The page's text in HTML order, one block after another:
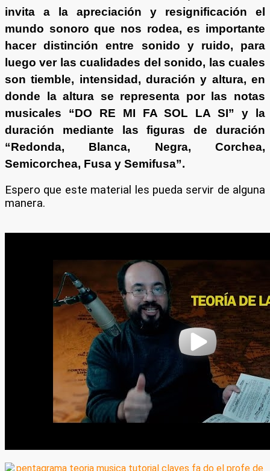
invita a la apreciación y resignificación el
mundo sonoro que nos rodea, es importante
hacer distinción entre sonido y ruido, para
luego ver las cualidades del sonido, las cuales
son tiemble, intensidad, duración y altura, en
donde la altura se representa por las notas
musicales “DO RE MI FA SOL LA SI” y la
duración mediante las figuras de duración
“Redonda, Blanca, Negra, Corchea,
Semicorchea, Fusa y Semifusa”.
Espero que este material les pueda servir de alguna
manera.